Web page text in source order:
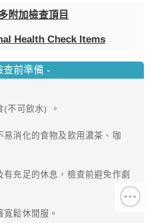
附加檢查頂目
Health Check Items
查前準備 -
(不可飲水) 。
易消化的食物及飲用濃茶、咖
充足的休息，檢查前避免作劇
鬆休閒服。